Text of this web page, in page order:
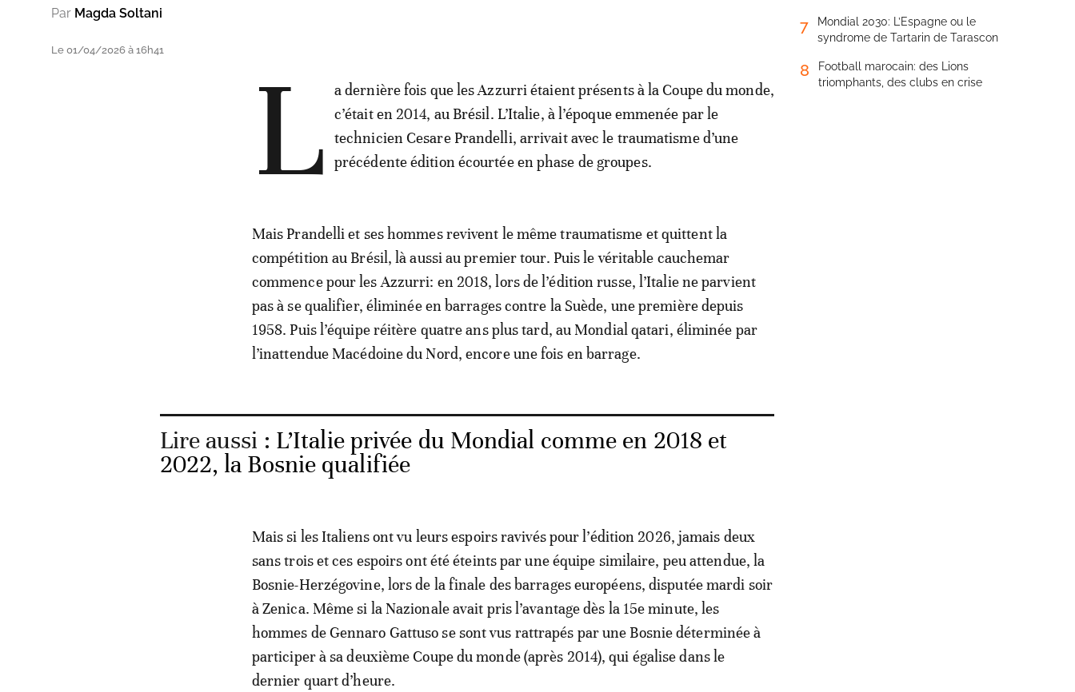
Par Magda Soltani
Le 01/04/2026 à 16h41 L
a dernière fois que les Azzurri étaient présents à la Coupe du monde,
c’était en 2014, au Brésil. L’Italie, à l’époque emmenée par le
technicien Cesare Prandelli, arrivait avec le traumatisme d’une
précédente édition écourtée en phase de groupes.
Mais Prandelli et ses hommes revivent le même traumatisme et quittent la
compétition au Brésil, là aussi au premier tour. Puis le véritable cauchemar
commence pour les Azzurri: en 2018, lors de l’édition russe, l’Italie ne parvient
pas à se qualifier, éliminée en barrages contre la Suède, une première depuis
1958. Puis l’équipe réitère quatre ans plus tard, au Mondial qatari, éliminée par
l’inattendue Macédoine du Nord, encore une fois en barrage.
Lire aussi : L’Italie privée du Mondial comme en 2018 et
2022, la Bosnie qualifiée
Mais si les Italiens ont vu leurs espoirs ravivés pour l’édition 2026, jamais deux
sans trois et ces espoirs ont été éteints par une équipe similaire, peu attendue, la
Bosnie-Herzégovine, lors de la finale des barrages européens, disputée mardi soir
à Zenica. Même si la Nazionale avait pris l’avantage dès la 15e minute, les
hommes de Gennaro Gattuso se sont vus rattrapés par une Bosnie déterminée à
participer à sa deuxième Coupe du monde (après 2014), qui égalise dans le
dernier quart d’heure.
7
Mondial 2030: L’Espagne ou le
syndrome de Tartarin de Tarascon
8
Football marocain: des Lions
triomphants, des clubs en crise